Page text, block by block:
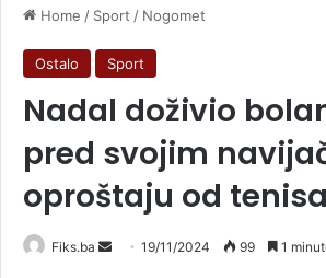
Home / Sport / Nogomet
Ostalo Sport
Nadal doživio
pred svojim
oproštaju od tenisa
Fiks.ba
Send19/11/2024 99 1